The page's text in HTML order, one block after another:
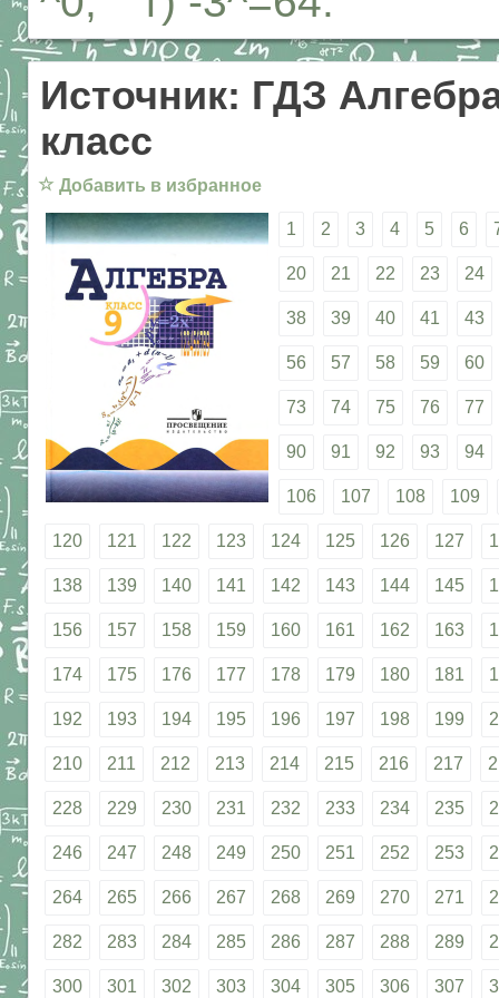
Источник: ГДЗ
класс
☆ Добавить в избранное
1 2 3 4 5 6
20 21 22 23 24
38 39 40 41 43
56 57 58 59 60
73 74 75 76 77
90 91 92 93 94
106 107 108 109
120 121 122 123 124 125 126 127
138 139 140 141 142 143 144 145
156 157 158 159 160 161 162 163
174 175 176 177 178 179 180 181
192 193 194 195 196 197 198 199
210 211 212 213 214 215 216 217
228 229 230 231 232 233 234 235
246 247 248 249 250 251 252 253
264 265 266 267 268 269 270 271
282 283 284 285 286 287 288 289
300 301 302 303 304 305 306 307